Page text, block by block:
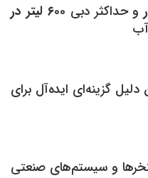
و حداکثر دبی
۶۰۰ لیتر در
آب
گزینه‌ای ایده‌آل برای
و سیستم‌های صنعتی